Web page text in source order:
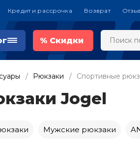
Кредит и рассрочка Возврат
% Скидки
Рюкзаки Спортивные
Jogel
Мужские рюкзаки